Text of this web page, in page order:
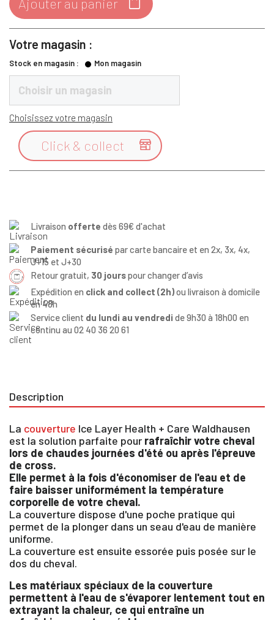
Votre magasin :
Stock en magasin : Mon magasin
Choisir un magasin
Choisissez votre magasin

Click & collect
Livraison offerte dès 69€ d'achat
Paiement sécurisé par carte bancaire et en 2x, 3x, 4x,
J+15 et J+30
Retour gratuit, 30 jourspour changer d’avis
Expédition en click and collect (2h)ou livraison à domicile
en 48h
Service client du lundi au vendredi de 9h30 à 18h00 en
continu au 02 40 36 20 61
Description
La couverture Ice Layer Health + Care Waldhausen
est la solution parfaite pour rafraîchir votre cheval
lors de chaudes journées d'été ou après l'épreuve
de cross.
Elle permet à la fois d'économiser de l'eau et de
faire baisser uniformément la température
corporelle de votre cheval.
La couverture dispose d'une poche pratique qui
permet de la plonger dans un seau d'eau de manière
uniforme.
La couverture est ensuite essorée puis posée sur le
dos du cheval.
Les matériaux spéciaux de la couverture
permettent à l'eau de s'évaporer lentement tout en
extrayant la chaleur, ce qui entraîne un
×
Vous devez être connecté pour enregistrer des
produits dans votre liste d'envie